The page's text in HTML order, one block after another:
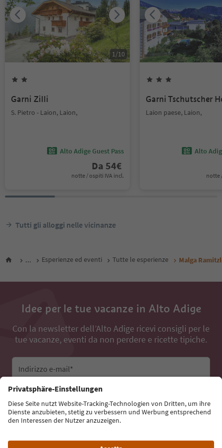
1/10
Garni Zilli
S. Pietro - Laion, Laion,
Alto Adige Guest Pass
Da 54€
notte / ospiti IVA incl.
Garni Tschutscher
Laion paese, Laion,
Alto
notte
Tutti gli alloggi nelle vicinanze
... Esperienze ed eventi Tutte le esperienze Malga
Idee per le tue vacanze in Alto Adige
Con la newsletter dell’Alto Adige ricevi consigli per le
tue vacanze, eventi da non perdere e ricette tipiche.
Indirizzo e-mail*
Iscriviti alla newsletter